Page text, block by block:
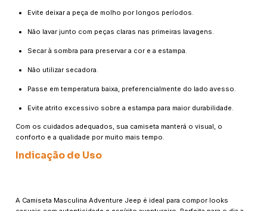
Evite deixar a peça de molho por longos períodos.
Não lavar junto com peças claras nas primeiras lavagens.
Secar à sombra para preservar a cor e a estampa.
Não utilizar secadora.
Passe em temperatura baixa, preferencialmente do lado avesso.
Evite atrito excessivo sobre a estampa para maior durabilidade.
Com os cuidados adequados, sua camiseta manterá o visual, o
conforto e a qualidade por muito mais tempo.
Indicação de Uso
A Camiseta Masculina Adventure Jeep é ideal para compor looks